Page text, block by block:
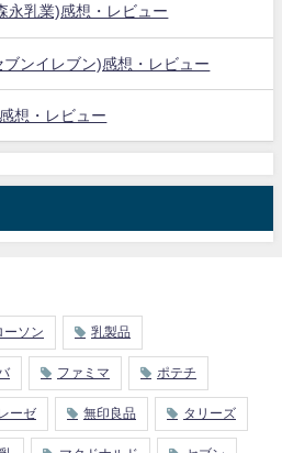
永乳業)感想・レビュー
ンイレブン)感想・レビュー
想・レビュー
ーソン 乳製品
ファミマ ポテチ
ーゼ 無印良品 タリーズ